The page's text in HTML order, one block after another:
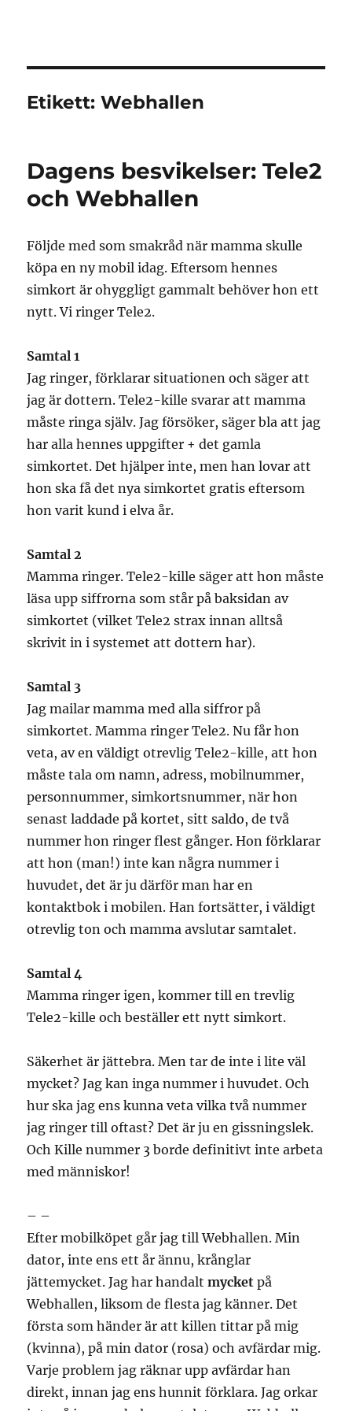
Etikett:Webhallen
Dagens besvikelser: Tele2
och Webhallen
Följde med som smakråd när mamma skulle
köpa en ny mobil idag. Eftersom hennes
simkort är ohyggligt gammalt behöver hon ett
nytt. Vi ringer Tele2.
Samtal 1
Jag ringer, förklarar situationen och säger att
jag är dottern. Tele2-kille svarar att mamma
måste ringa själv. Jag försöker, säger bla att jag
har alla hennes uppgifter + det gamla
simkortet. Det hjälper inte, men han lovar att
hon ska få det nya simkortet gratis eftersom
hon varit kund i elva år.
Samtal 2
Mamma ringer. Tele2-kille säger att hon måste
läsa upp siffrorna som står på baksidan av
simkortet (vilket Tele2 strax innan alltså
skrivit in i systemet att dottern har).
Samtal 3
Jag mailar mamma med alla siffror på
simkortet. Mamma ringer Tele2. Nu får hon
veta, av en väldigt otrevlig Tele2-kille, att hon
måste tala om namn, adress, mobilnummer,
personnummer, simkortsnummer, när hon
senast laddade på kortet, sitt saldo, de två
nummer hon ringer flest gånger. Hon förklarar
att hon (man!) inte kan några nummer i
huvudet, det är ju därför man har en
kontaktbok i mobilen. Han fortsätter, i väldigt
otrevlig ton och mamma avslutar samtalet.
Samtal 4
Mamma ringer igen, kommer till en trevlig
Tele2-kille och beställer ett nytt simkort.
Säkerhet är jättebra. Men tar de inte i lite väl
mycket? Jag kan inga nummer i huvudet. Och
hur ska jag ens kunna veta vilka två nummer
jag ringer till oftast? Det är ju en gissningslek.
Och Kille nummer 3 borde definitivt inte arbeta
med människor!
– –
Efter mobilköpet går jag till Webhallen. Min
dator, inte ens ett år ännu, krånglar
jättemycket. Jag har handaltmycket på
Webhallen, liksom de flesta jag känner. Det
första som händer är att killen tittar på mig
(kvinna), på min dator (rosa) och avfärdar mig.
Varje problem jag räknar upp avfärdar han
direkt, innan jag ens hunnit förklara. Jag orkar